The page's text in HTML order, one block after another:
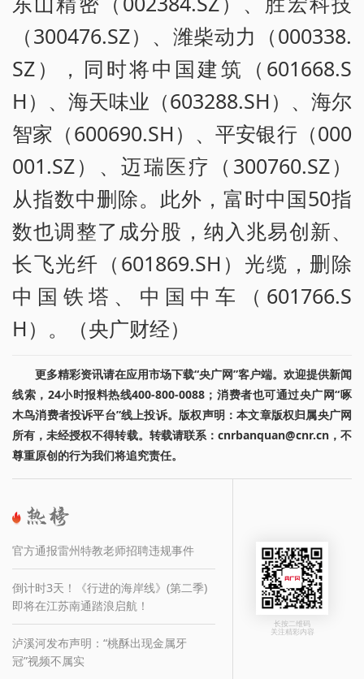
（300476.SZ）、潍柴动力（000338.
SZ），同时将中国建筑（601668.S
H）、海天味业（603288.SH）、海尔
智家（600690.SH）、平安银行（000
001.SZ）、迈瑞医疗（300760.SZ）
从指数中删除。此外，富时中国50指
数也调整了成分股，纳入兆易创新、
长飞光纤（601869.SH）光缆，删除
中国铁塔、中国中车（601766.S
H）。（央广财经）
更多精彩资讯请在应用市场下载“央广网”客户端。欢迎提供新闻
线索，24小时报料热线400-800-0088；消费者也可通过央广网“啄
木鸟消费者投诉平台”线上投诉。版权声明：本文章版权归属央广网
所有，未经授权不得转载。转载请联系：cnrbanquan@cnr.cn，不
尊重原创的行为我们将追究责任。
官方通报雷州特教老师招聘违规事件
倒计时3天！《行进的海岸线》(第二季)
即将在江苏南通踏浪启航！
泸溪河发布声明：“桃酥出现金属牙
冠”视频不属实
长按二维码
关注精彩内容